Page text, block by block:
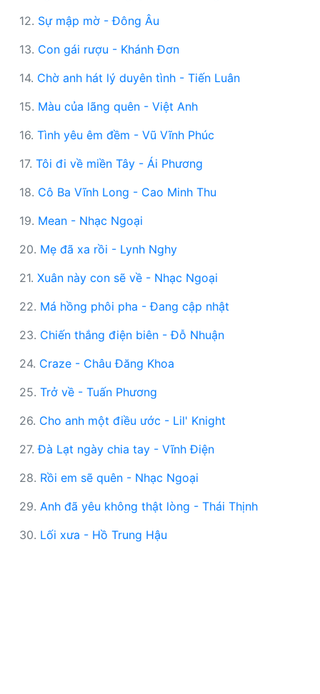
12. Sự mập mờ - Đông Âu
13. Con gái rượu - Khánh Đơn
14. Chờ anh hát lý duyên tình - Tiến Luân
15. Màu của lãng quên - Việt Anh
16. Tình yêu êm đềm - Vũ Vĩnh Phúc
17. Tôi đi về miền Tây - Ái Phương
18. Cô Ba Vĩnh Long - Cao Minh Thu
19. Mean - Nhạc Ngoại
20. Mẹ đã xa rồi - Lynh Nghy
21. Xuân này con sẽ về - Nhạc Ngoại
22. Má hồng phôi pha - Đang cập nhật
23. Chiến thắng điện biên - Đỗ Nhuận
24. Craze - Châu Đăng Khoa
25. Trở về - Tuấn Phương
26. Cho anh một điều ước - Lil' Knight
27.Đà Lạt ngày chia tay - Vĩnh Điện
28. Rồi em sẽ quên - Nhạc Ngoại
29. Anh đã yêu không thật lòng - Thái Thịnh
30. Lối xưa - Hồ Trung Hậu